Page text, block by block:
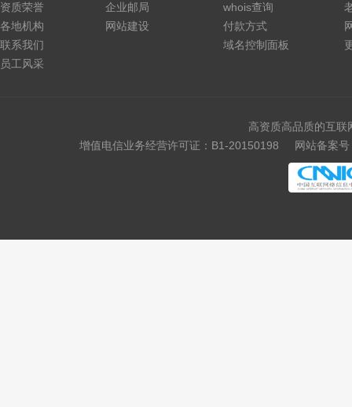
资质荣誉
各地机构
联系我们
员工风采
企业邮局
网站建设
whois查询
付款方式
域名控制面板
高资质高品质的互联
增值电信业务经营许可证：B1-20150198
网站备案